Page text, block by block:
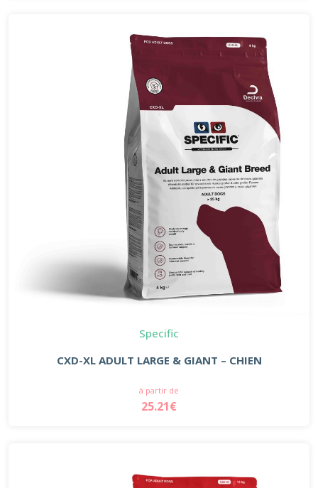
Specific
CXD-XL ADULT LARGE & GIANT – CHIEN
à partir de
25.21€